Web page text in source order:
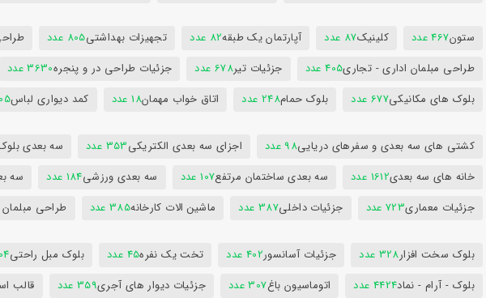
ستون467 عدد کلینیک87 عدد آپارتمان یک طبقه82 عدد تجهیزات بهداشتی805 عدد
طراحی مبلمان اداری - تجاری405 عدد جزئیات تیر678 عدد جزئیات طراحی در و پنجره3630 عدد
بلوک های مکانیکی677 عدد بلوک حمام248 عدد اتاق خواب مهمان18 عدد کمد دیواری لباس
کشتی های سه بعدی و سفرهای دریایی98 عدد اجزای سه بعدی الکتریکی353 عدد سه بعدی
خانه های سه بعدی1612 عدد سه بعدی ساختمان مرتفع107 عدد سه بعدی ورزشی184 عدد سه
جزئیات معماری723 عدد جزئیات داخلی387 عدد ماشین الات کارخانه385 عدد طراحی
بلوک سخت افزار328 عدد جزئیات آسانسور402 عدد تخت یک نفره45 عدد بلوک مبل راحتی
بلوک - آرام - نماد4424 عدد اتوماسیون باغ307 عدد جزئیات دیوار های آجری359 عدد قالب